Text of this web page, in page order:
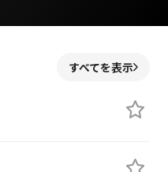
すべてを表示